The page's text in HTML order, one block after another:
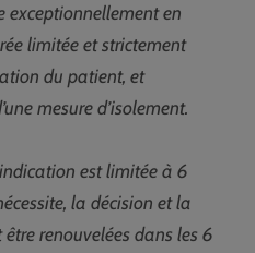
exceptionnellement en
limitée et strictement
du patient, et
mesure d’isolement.
est limitée à 6
la décision et la
renouvelées dans les 6